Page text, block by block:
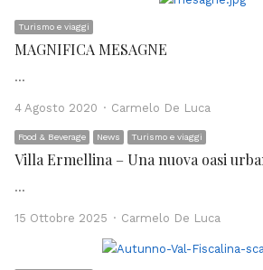
Turismo e viaggi
MAGNIFICA MESAGNE
…
4 Agosto 2020 Author
Carmelo De Luca
Food & Beverage News Turismo e viaggi
Villa Ermellina – Una nuova oasi
…
15 Ottobre 2025 Author
Carmelo De Luca